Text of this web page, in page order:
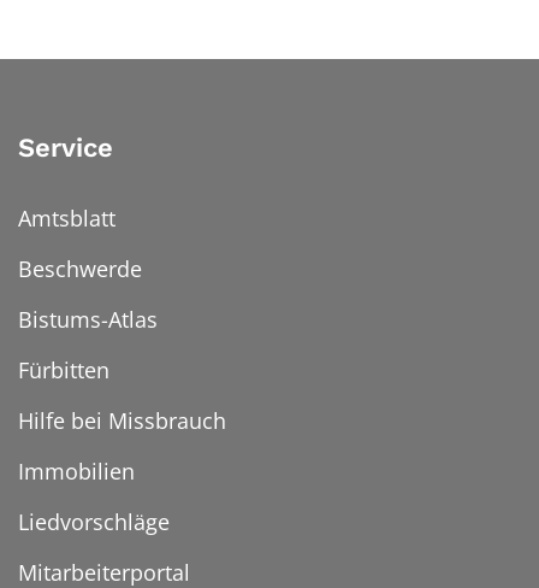
Service
Amtsblatt
Beschwerde
Bistums-Atlas
Fürbitten
Hilfe bei Missbrauch
Immobilien
Liedvorschläge
Mitarbeiterportal